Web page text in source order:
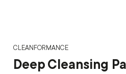
CLEANFORMANCE
Deep Cleansing